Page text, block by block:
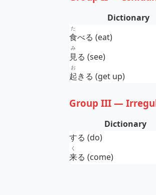
Dictionary
食
た
べる (eat)
見
み
る (see)
起
お
きる (get up)
Group III —
Dictionary
する (do)
来
く
る (come)